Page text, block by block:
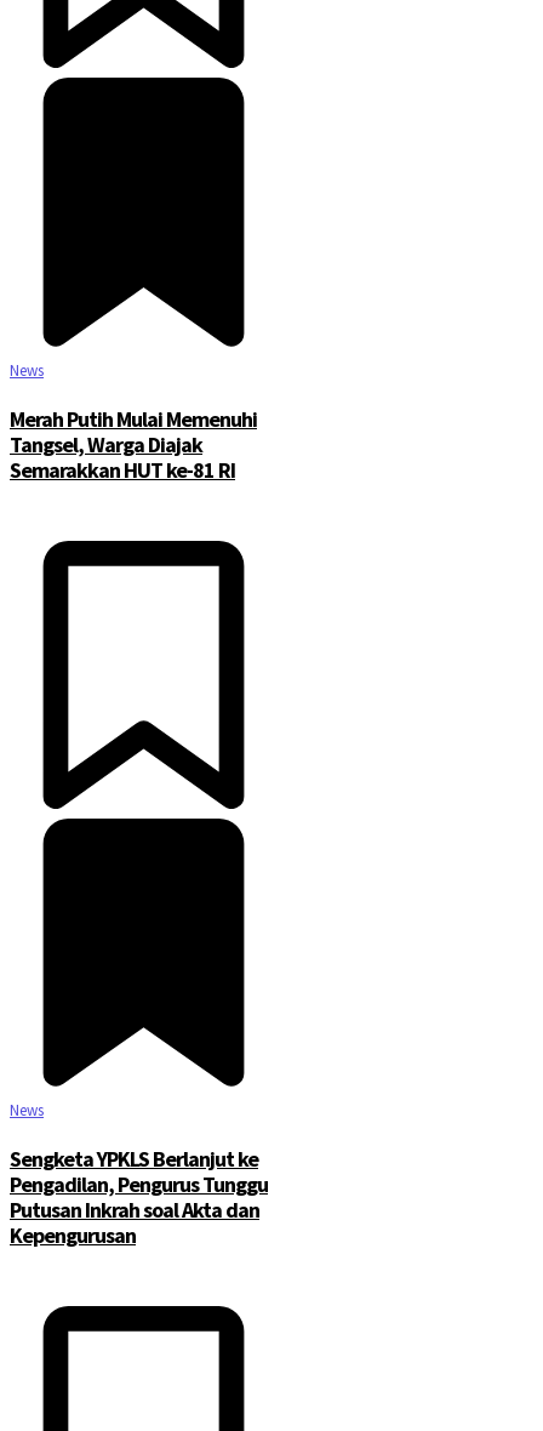
News
Merah Putih Mulai Memenuhi
Tangsel, Warga Diajak
Semarakkan HUT ke-81 RI
News
Sengketa YPKLS Berlanjut ke
Pengadilan, Pengurus Tunggu
Putusan Inkrah soal Akta dan
Kepengurusan